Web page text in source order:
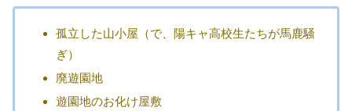
孤立した山小屋（で、陽キャ高校生たちが馬鹿騒
ぎ）
廃遊園地
遊園地のお化け屋敷